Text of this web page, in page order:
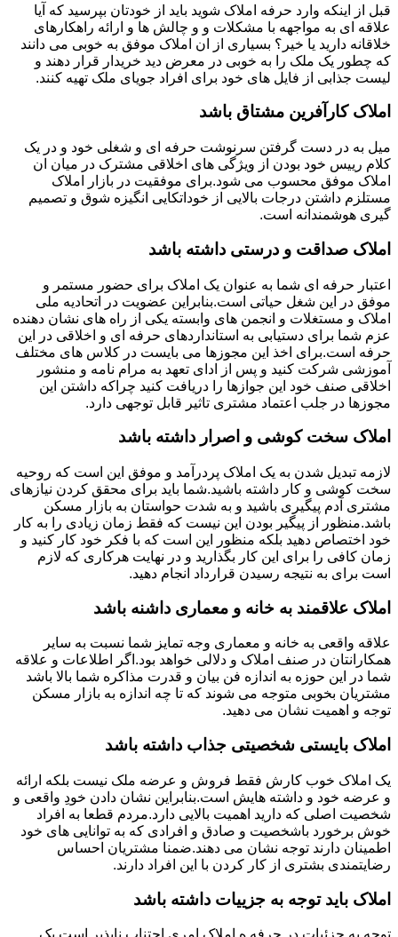
قبل از اینکه وارد حرفه املاک شوید باید از خودتان بپرسید که آیا
علاقه ای به مواجهه با مشکلات و و چالش ها و ارائه راهکارهای
خلاقانه دارید یا خیر؟ بسیاری از ان املاک موفق به خوبی می دانند
که چطور یک ملک را به خوبی در معرض دید خریدار قرار دهند و
لیست جذابی از فایل های خود برای افراد جویای ملک تهیه کنند.
املاک کارآفرین مشتاق باشد
میل به در دست گرفتن سرنوشت حرفه ای و شغلی خود و در یک
کلام رییس خود بودن از ویژگی های اخلاقی مشترک در میان ان
املاک موفق محسوب می شود.برای موفقیت در بازار املاک
مستلزم داشتن درجات بالایی از خوداتکایی انگیزه شوق و تصمیم
گیری هوشمندانه است.
املاک صداقت و درستی داشته باشد
اعتبار حرفه ای شما به عنوان یک املاک برای حضور مستمر و
موفق در این شغل حیاتی است.بنابراین عضویت در اتحادیه ملی
املاک و مستغلات و انجمن های وابسته یکی از راه های نشان دهنده
عزم شما برای دستیابی به استانداردهای حرفه ای و اخلاقی در این
حرفه است.برای اخذ این مجوزها می بایست در کلاس های مختلف
آموزشی شرکت کنید و پس از ادای تعهد به مرام نامه و منشور
اخلاقی صنف خود این جوازها را دریافت کنید چراکه داشتن این
مجوزها در جلب اعتماد مشتری تاثیر قابل توجهی دارد.
املاک سخت کوشی و اصرار داشته باشد
لازمه تبدیل شدن به یک املاک پردرآمد و موفق این است که روحیه
سخت کوشی و کار داشته باشید.شما باید برای محقق کردن نیازهای
مشتری آدم پیگیری باشید و به شدت حواستان به بازار مسکن
باشد.منظور از پیگیر بودن این نیست که فقط زمان زیادی را به کار
خود اختصاص دهید بلکه منظور این است که با فکر خود کار کنید و
زمان کافی را برای این کار بگذارید و در نهایت هرکاری که لازم
است برای به نتیجه رسیدن قرارداد انجام دهید.
املاک علاقمند به خانه و معماری داشنه باشد
علاقه واقعی به خانه و معماری وجه تمایز شما نسبت به سایر
همکارانتان در صنف املاک و دلالی خواهد بود.اگر اطلاعات و علاقه
شما در این حوزه به اندازه فن بیان و قدرت مذاکره شما بالا باشد
مشتریان بخوبی متوجه می شوند که تا چه اندازه به بازار مسکن
توجه و اهمیت نشان می دهید.
املاک بایستی شخصیتی جذاب داشته باشد
یک املاک خوب کارش فقط فروش و عرضه ملک نیست بلکه ارائه
و عرضه خود و داشته هایش است.بنابراین نشان دادن خودِ واقعی و
شخصیت اصلی که دارید اهمیت بالایی دارد.مردم قطعا به افراد
خوش برخورد باشخصیت و صادق و افرادی که به توانایی های خود
اطمینان دارند توجه نشان می دهند.ضمنا مشتریان احساس
رضایتمندی بشتری از کار کردن با این افراد دارند.
املاک باید توجه به جزییات داشته باشد